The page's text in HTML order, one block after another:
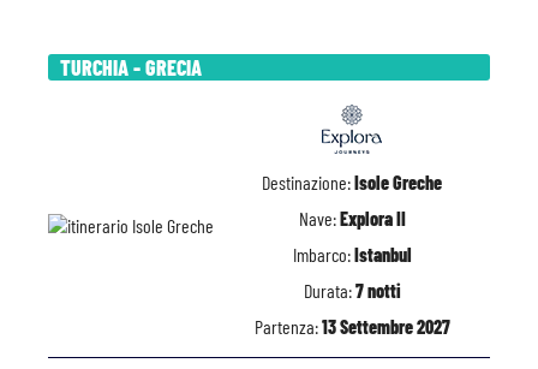
TURCHIA - GRECIA
Destinazione:Isole Greche
Nave:Explora II
Imbarco:Istanbul
Durata:7 notti
Partenza:13 Settembre 2027